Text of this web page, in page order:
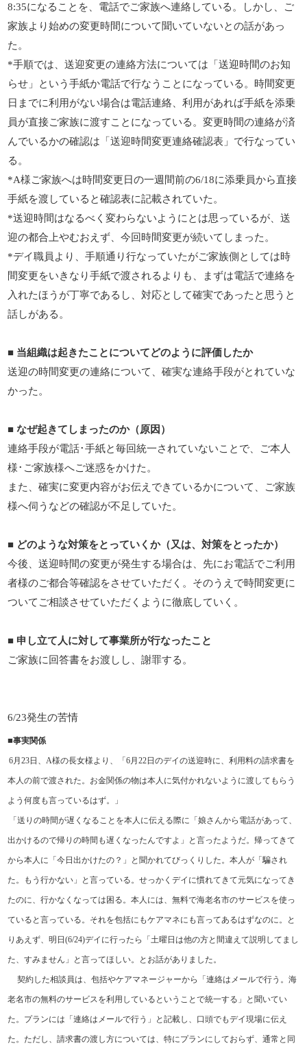
8:35になることを、電話でご家族へ連絡している。しかし、ご
家族より始めの変更時間について聞いていないとの話があっ
た。
*手順では、送迎変更の連絡方法については「送迎時間のお知
らせ」という手紙か電話で行なうことになっている。時間変更
日までに利用がない場合は電話連絡、利用があれば手紙を添乗
員が直接ご家族に渡すことになっている。変更時間の連絡が済
んでいるかの確認は「送迎時間変更連絡確認表」で行なってい
る。
*A様ご家族へは時間変更日の一週間前の6/18に添乗員から直接
手紙を渡していると確認表に記載されていた。
*送迎時間はなるべく変わらないようにとは思っているが、送
迎の都合上やむおえず、今回時間変更が続いてしまった。
*デイ職員より、手順通り行なっていたがご家族側としては時
間変更をいきなり手紙で渡されるよりも、まずは電話で連絡を
入れたほうが丁寧であるし、対応として確実であったと思うと
話しがある。
■ 当組織は起きたことについてどのように評価したか
送迎の時間変更の連絡について、確実な連絡手段がとれていな
かった。
■ なぜ起きてしまったのか（原因）
連絡手段が電話･手紙と毎回統一されていないことで、ご本人
様･ご家族様へご迷惑をかけた。
また、確実に変更内容がお伝えできているかについて、ご家族
様へ伺うなどの確認が不足していた。
■ どのような対策をとっていくか（又は、対策をとったか）
今後、送迎時間の変更が発生する場合は、先にお電話でご利用
者様のご都合等確認をさせていただく。そのうえで時間変更に
ついてご相談させていただくように徹底していく。
■ 申し立て人に対して事業所が行なったこと
ご家族に回答書をお渡しし、謝罪する。
6/23発生の苦情
■事実関係
6月23日、 A様の長女様より、「6月22日のデイの送迎時に、利用料の請求書を
本人の前で渡された。お金関係の物は本人に気付かれないように渡してもらう
よう何度も言っているはず。」
「送りの時間が遅くなることを本人に伝える際に「娘さんから電話があって、
出かけるので帰りの時間も遅くなったんですよ」と言ったようだ。帰ってきて
から本人に「今日出かけたの？」と聞かれてびっくりした。本人が「騙され
た。もう行かない」と言っている。せっかくデイに慣れてきて元気になってき
たのに、行かなくなっては困る。本人には、無料で海老名市のサービスを使っ
ていると言っている。それを包括にもケアマネにも言ってあるはずなのに。と
りあえず、明日(6/24)デイに行ったら「土曜日は他の方と間違えて説明してまし
た、すみません」と言ってほしい。とお話がありました。
契約した相談員は、包括やケアマネージャーから「連絡はメールで行う。海
老名市の無料のサービスを利用しているということで統一する」と聞いてい
た。プランには「連絡はメールで行う」と記載し、口頭でもデイ現場に伝え
た。ただし、請求書の渡し方については、特にプランにしておらず、通常と同